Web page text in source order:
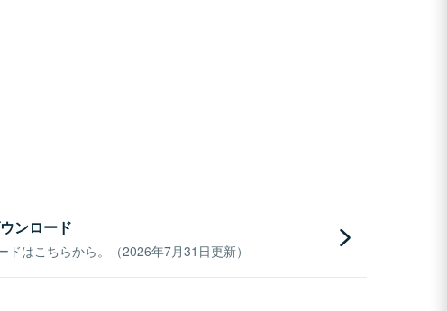
ンロード
ドはこちらから。（2026年7月31日更新）